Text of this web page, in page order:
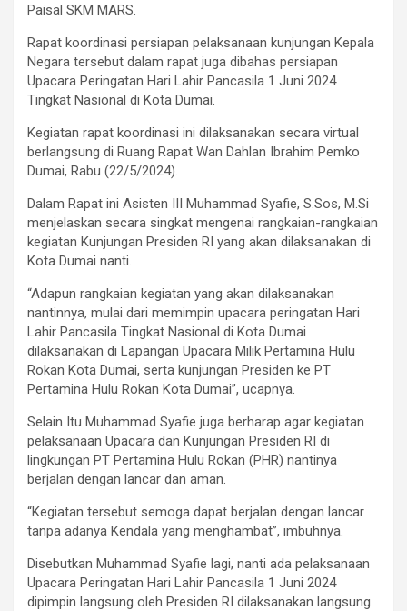
Paisal SKM MARS.
Rapat koordinasi persiapan pelaksanaan kunjungan Kepala
Negara tersebut dalam rapat juga dibahas persiapan
Upacara Peringatan Hari Lahir Pancasila 1 Juni 2024
Tingkat Nasional di Kota Dumai.
Kegiatan rapat koordinasi ini dilaksanakan secara virtual
berlangsung di Ruang Rapat Wan Dahlan Ibrahim Pemko
Dumai, Rabu (22/5/2024).
Dalam Rapat ini Asisten III Muhammad Syafie, S.Sos, M.Si
menjelaskan secara singkat mengenai rangkaian-rangkaian
kegiatan Kunjungan Presiden RI yang akan dilaksanakan di
Kota Dumai nanti.
“Adapun rangkaian kegiatan yang akan dilaksanakan
nantinnya, mulai dari memimpin upacara peringatan Hari
Lahir Pancasila Tingkat Nasional di Kota Dumai
dilaksanakan di Lapangan Upacara Milik Pertamina Hulu
Rokan Kota Dumai, serta kunjungan Presiden ke PT
Pertamina Hulu Rokan Kota Dumai”, ucapnya.
Selain Itu Muhammad Syafie juga berharap agar kegiatan
pelaksanaan Upacara dan Kunjungan Presiden RI di
lingkungan PT Pertamina Hulu Rokan (PHR) nantinya
berjalan dengan lancar dan aman.
“Kegiatan tersebut semoga dapat berjalan dengan lancar
tanpa adanya Kendala yang menghambat”, imbuhnya.
Disebutkan Muhammad Syafie lagi, nanti ada pelaksanaan
Upacara Peringatan Hari Lahir Pancasila 1 Juni 2024
dipimpin langsung oleh Presiden RI dilaksanakan langsung